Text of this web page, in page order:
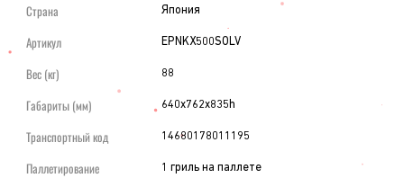
Страна Япония
Артикул EPNKX500SOLV
Вес (кг) 88
Габариты (мм) 640х762х835h
Транспортный код 14680178011195
Паллетирование 1 гриль на паллете